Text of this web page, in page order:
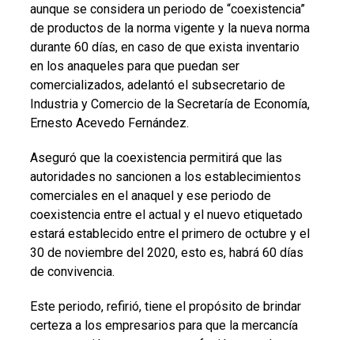
aunque se considera un periodo de “coexistencia”
de productos de la norma vigente y la nueva norma
durante 60 días, en caso de que exista inventario
en los anaqueles para que puedan ser
comercializados, adelantó el subsecretario de
Industria y Comercio de la Secretaría de Economía,
Ernesto Acevedo Fernández.
Aseguró que la coexistencia permitirá que las
autoridades no sancionen a los establecimientos
comerciales en el anaquel y ese periodo de
coexistencia entre el actual y el nuevo etiquetado
estará establecido entre el primero de octubre y el
30 de noviembre del 2020, esto es, habrá 60 días
de convivencia.
Este periodo, refirió, tiene el propósito de brindar
certeza a los empresarios para que la mercancía